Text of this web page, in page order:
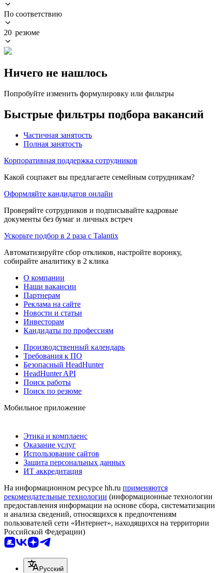
По соответствию
20 резюме
Ничего не нашлось
Попробуйте изменить формулировку или фильтры
Быстрые фильтры подбора вакансий
Частичная занятость
Полная занятость
Корпоративная поддержка сотрудников
Какой соцпакет вы предлагаете семейным сотрудникам?
Оформляйте кандидатов онлайн
Проверяйте сотрудников и подписывайте кадровые
документы без бумаг и личных встреч
Ускорьте подбор в 2 раза с Talantix
Автоматизируйте сбор откликов, настройте воронку,
собирайте аналитику в 2 клика
О компании
Наши вакансии
Партнерам
Реклама на сайте
Новости и статьи
Инвесторам
Кандидаты по профессиям
Производственный календарь
Требования к ПО
Безопасный HeadHunter
HeadHunter API
Поиск работы
Поиск по резюме
Мобильное приложение
Этика и комплаенс
Оказание услуг
Использование сайтов
Защита персональных данных
ИТ аккредитация
На информационном ресурсе hh.ru применяются
рекомендательные технологии (информационные технологии
предоставления информации на основе сбора, систематизации
и анализа сведений, относящихся к предпочтениям
пользователей сети «Интернет», находящихся на территории
Российской Федерации)
Русский